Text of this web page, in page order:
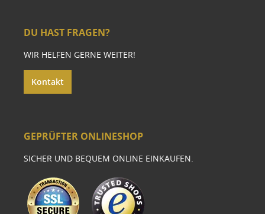
DU HAST FRAGEN?
WIR HELFEN GERNE WEITER!
Kontakt
GEPRÜFTER ONLINESHOP
SICHER UND BEQUEM ONLINE EINKAUFEN.